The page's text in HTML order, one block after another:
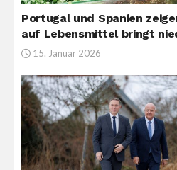
Portugal und Spanien
auf Lebensmittel bringt
15. Januar 2026